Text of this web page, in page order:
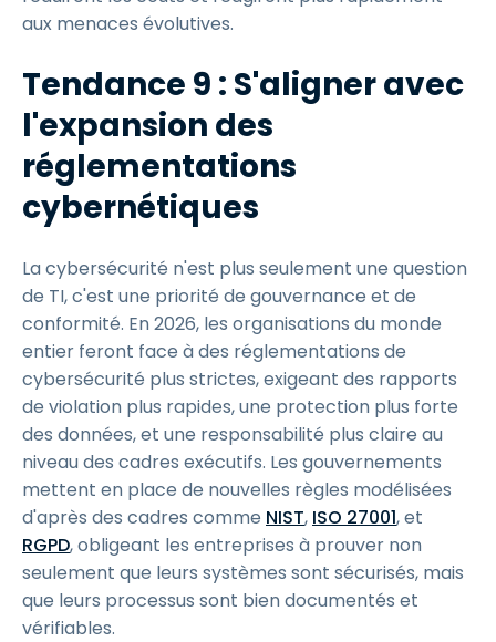
aux menaces évolutives.
Tendance 9 : S'aligner avec
l'expansion des
réglementations
cybernétiques
La cybersécurité n'est plus seulement une question
de TI, c'est une priorité de gouvernance et de
conformité. En 2026, les organisations du monde
entier feront face à des réglementations de
cybersécurité plus strictes, exigeant des rapports
de violation plus rapides, une protection plus forte
des données, et une responsabilité plus claire au
niveau des cadres exécutifs. Les gouvernements
mettent en place de nouvelles règles modélisées
d'après des cadres comme NIST, ISO 27001, et
RGPD, obligeant les entreprises à prouver non
seulement que leurs systèmes sont sécurisés, mais
que leurs processus sont bien documentés et
vérifiables.